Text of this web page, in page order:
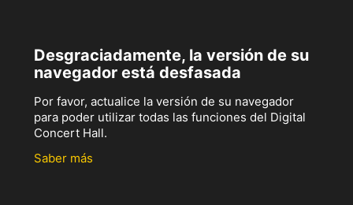
Desgraciadamente, la versión de su
navegador está desfasada
Por favor, actualice la versión de su navegador
para poder utilizar todas las funciones del Digital
Concert Hall.
Saber más